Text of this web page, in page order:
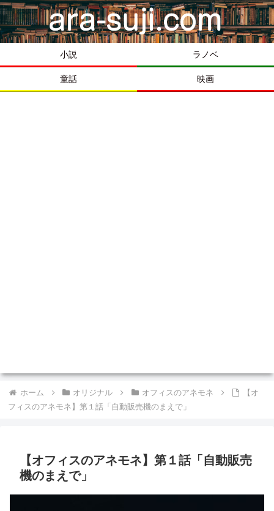
小説 ラノベ
童話 映画
ホーム オリジナル オフィスのアネモネ
【オ
フィスのアネモネ】第１話「自動販売機のまえで」
【オフィスのアネモネ】第１話「自動販売
機のまえで」